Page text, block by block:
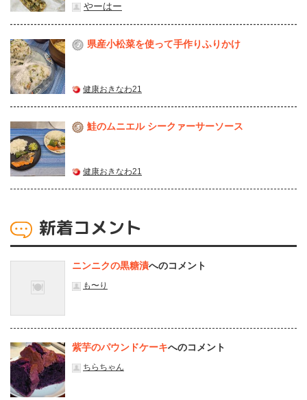
やーはー
2 県産⼩松菜を使って⼿作りふりかけ
健康おきなわ21
3 鮭のムニエル シークァーサーソース
健康おきなわ21
新着コメント
ニンニクの黒糖漬へのコメント
も〜り
紫芋のパウンドケーキへのコメント
ちらちゃん